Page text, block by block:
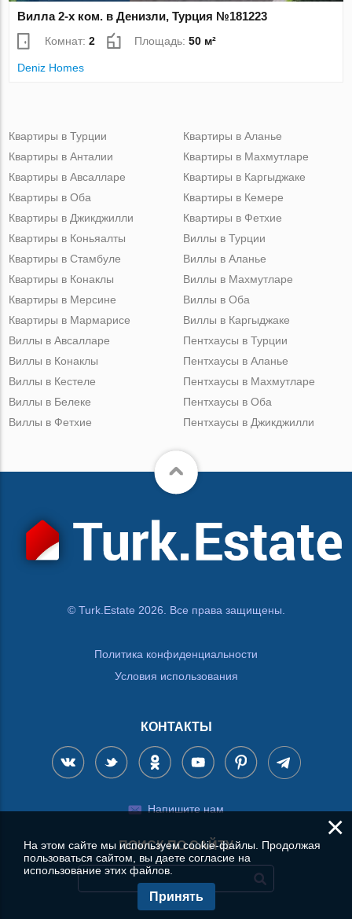
Вилла 2-х ком. в Денизли, Турция №181223
Комнат:2 Площадь:50 м²
Deniz Homes
Квартиры в Турции
Квартиры в Анталии
Квартиры в Авсалларе
Квартиры в Оба
Квартиры в Джикджилли
Квартиры в Аланье
Квартиры в Махмутларе
Квартиры в Каргыджаке
Квартиры в Кемере
Квартиры в Фетхие
Квартиры в Коньяалты
Квартиры в Стамбуле
Квартиры в Конаклы
Квартиры в Мерсине
Квартиры в Мармарисе
Виллы в Турции
Виллы в Аланье
Виллы в Махмутларе
Виллы в Оба
Виллы в Каргыджаке
Виллы в Авсалларе
Виллы в Конаклы
Виллы в Кестеле
Виллы в Белеке
Виллы в Фетхие
Пентхаусы в Турции
Пентхаусы в Аланье
Пентхаусы в Махмутларе
Пентхаусы в Оба
Пентхаусы в Джикджилли
© Turk.Estate 2026. Все права защищены.
Политика конфиденциальности
Условия использования
КОНТАКТЫ
Напишите нам
ПОИСК ПО САЙТУ
×
На этом сайте мы используем cookie-файлы. Продолжая
пользоваться сайтом, вы даете согласие на
использование этих файлов.
Принять